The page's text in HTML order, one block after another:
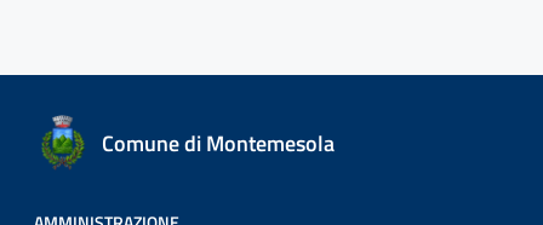
Comune di Montemesola